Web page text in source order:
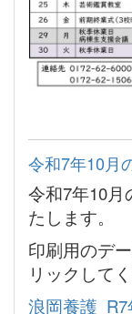
令和7年10月
令和7年10月
たします。
印刷用のデ
リックしてく
浪岡養護